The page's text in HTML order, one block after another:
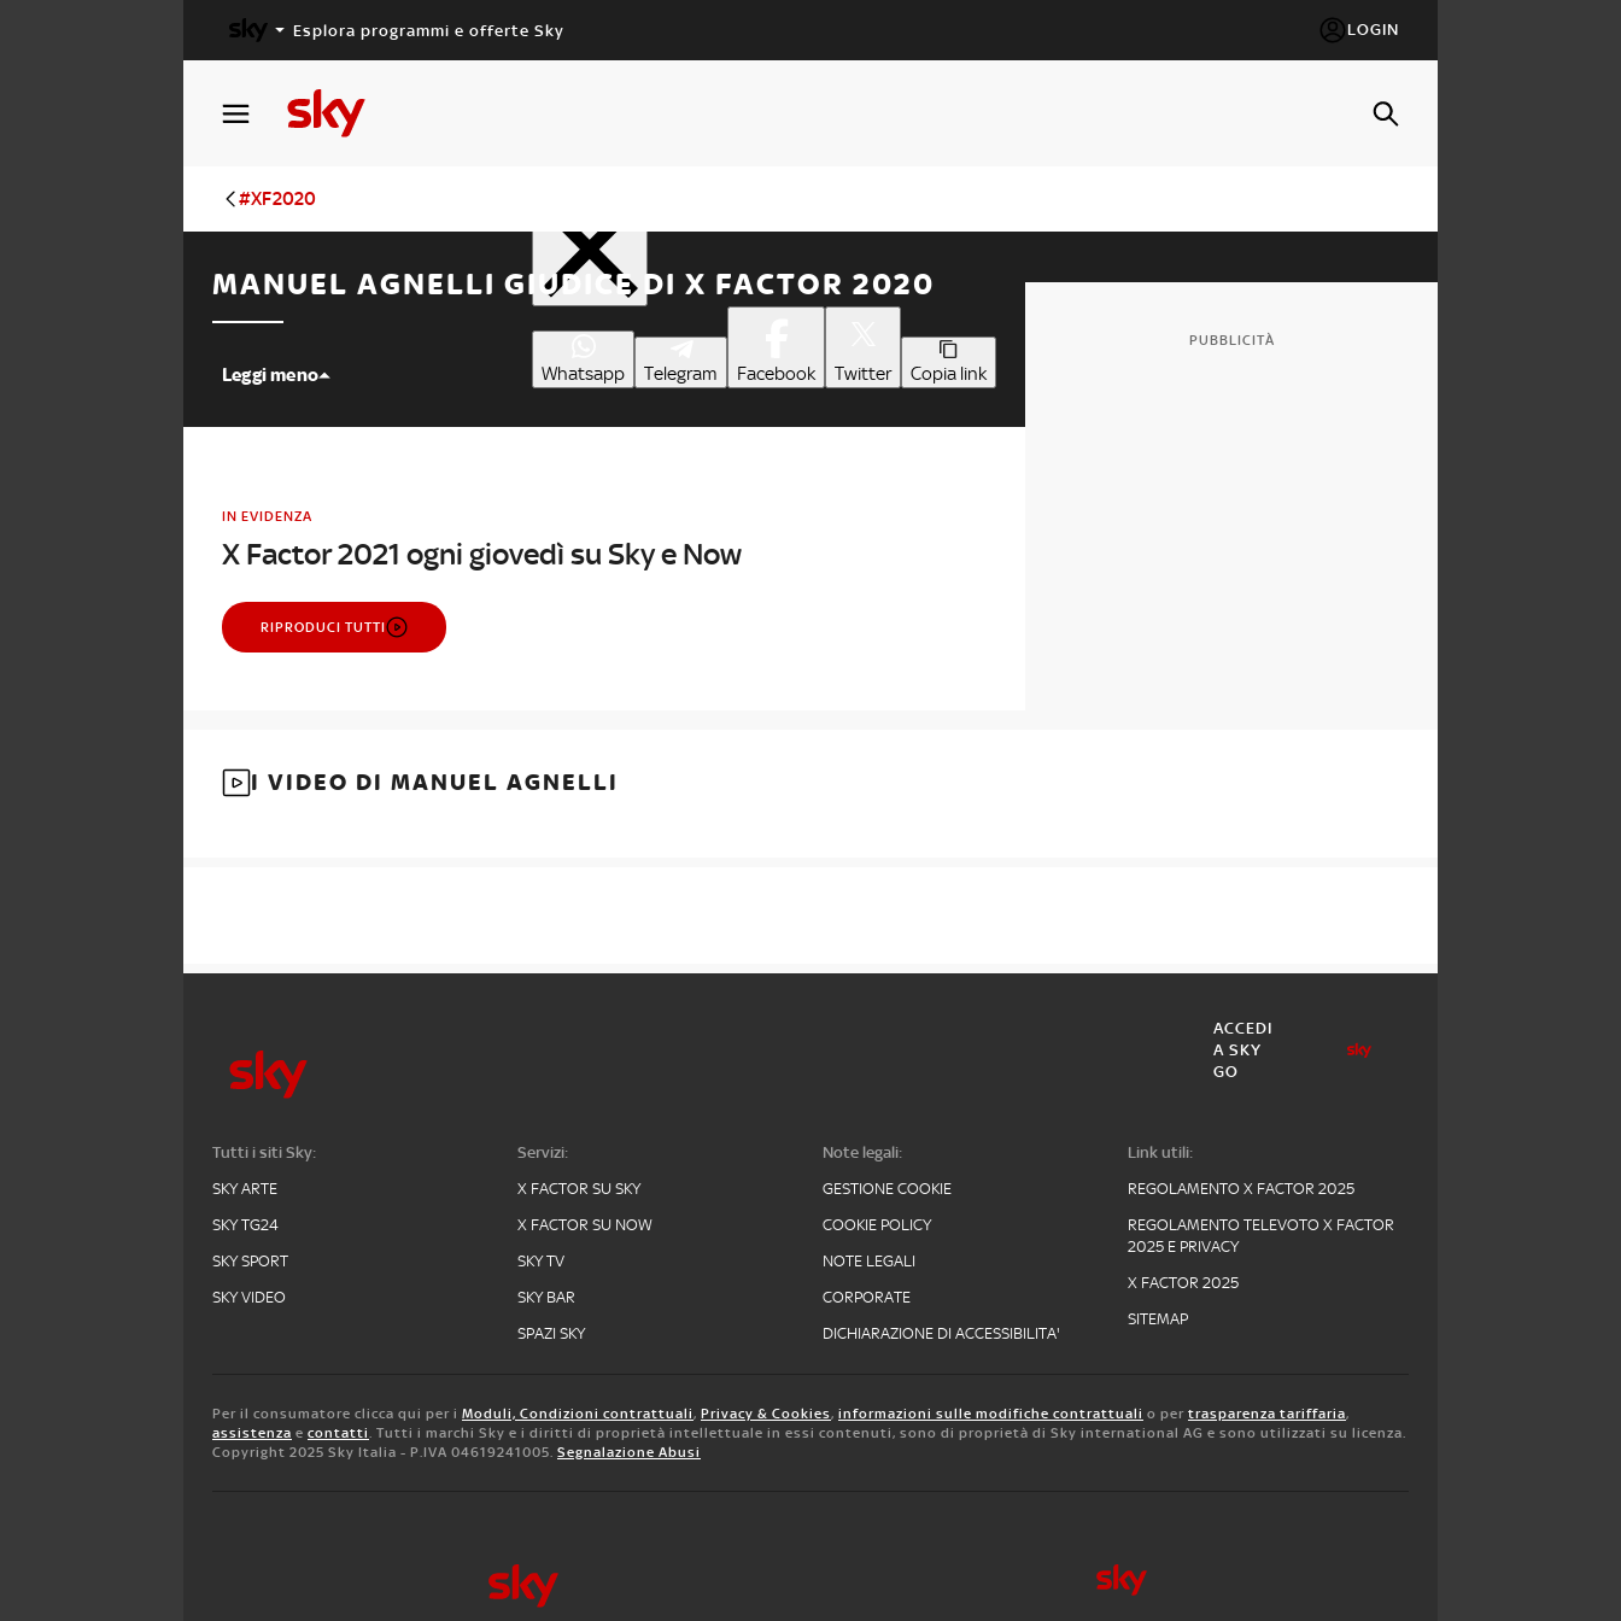
Esplora programmi e offerte Sky LOGIN
#XF2020
MANUEL AGNELLI GIUDICE DI X FACTOR 2020
Leggi meno Whatsapp Telegram Facebook Twitter Copia link
IN EVIDENZA
X Factor 2021 ogni giovedì su Sky e Now
RIPRODUCI TUTTI
PUBBLICITÀ
I VIDEO DI MANUEL AGNELLI
ACCEDI
A SKY
GO
Tutti i siti Sky:
SKY ARTE
SKY TG24
SKY SPORT
SKY VIDEO
Servizi:
X FACTOR SU SKY
X FACTOR SU NOW
SKY TV
SKY BAR
SPAZI SKY
Note legali:
GESTIONE COOKIE
COOKIE POLICY
NOTE LEGALI
CORPORATE
DICHIARAZIONE DI ACCESSIBILITA'
Link utili:
REGOLAMENTO X FACTOR 2025
REGOLAMENTO TELEVOTO X FACTOR
2025 E PRIVACY
X FACTOR 2025
SITEMAP
Per il consumatore clicca qui per i Moduli, Condizioni contrattuali, Privacy & Cookies, informazioni sulle modifiche contrattuali o per trasparenza tariffaria,
assistenza e contatti. Tutti i marchi Sky e i diritti di proprietà intellettuale in essi contenuti, sono di proprietà di Sky international AG e sono utilizzati su licenza.
Copyright 2025 Sky Italia - P.IVA 04619241005. Segnalazione Abusi